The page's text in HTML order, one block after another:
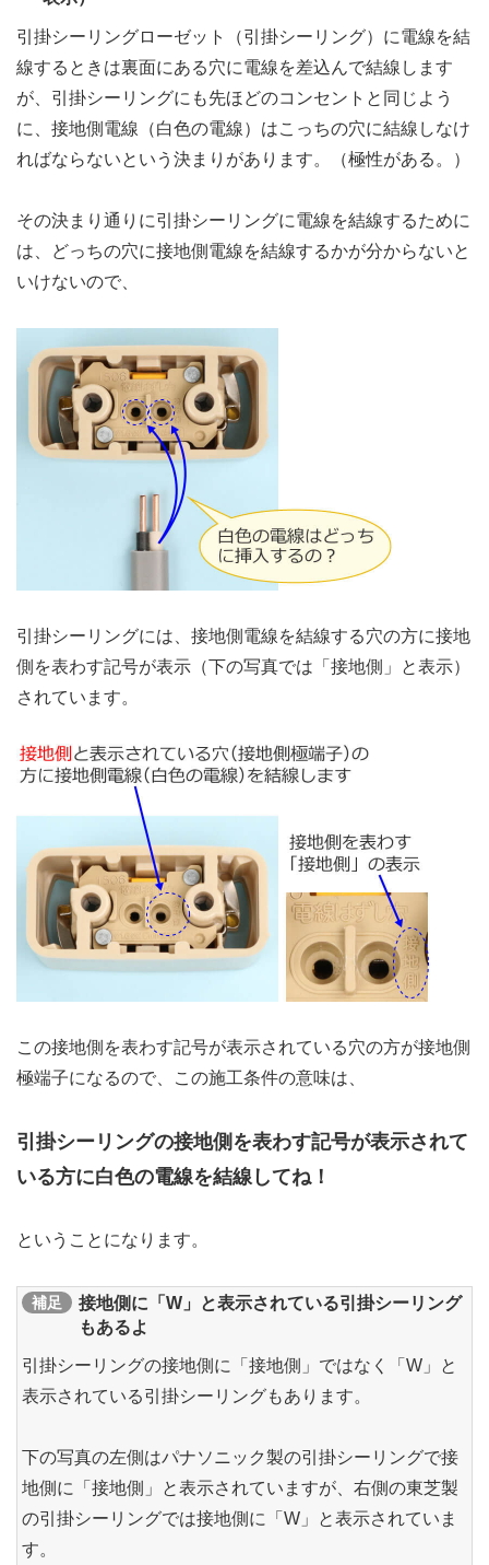
引掛シーリングローゼット（引掛シーリング）に電線を結
線するときは裏面にある穴に電線を差込んで結線します
が、引掛シーリングにも先ほどのコンセントと同じよう
に、接地側電線（白色の電線）はこっちの穴に結線しなけ
ればならないという決まりがあります。（極性がある。）
その決まり通りに引掛シーリングに電線を結線するために
は、どっちの穴に接地側電線を結線するかが分からないと
いけないので、
引掛シーリングには、接地側電線を結線する穴の方に接地
側を表わす記号が表示（下の写真では「接地側」と表示）
されています。
この接地側を表わす記号が表示されている穴の方が接地側
極端子になるので、この施工条件の意味は、
引掛シーリングの接地側を表わす記号が表示されて
いる方に白色の電線を結線してね！
ということになります。
補足
接地側に「W」と表示されている引掛シーリング
もあるよ
引掛シーリングの接地側に「接地側」ではなく「W」と
表示されている引掛シーリングもあります。
下の写真の左側はパナソニック製の引掛シーリングで接
地側に「接地側」と表示されていますが、右側の東芝製
の引掛シーリングでは接地側に「W」と表示されていま
す。